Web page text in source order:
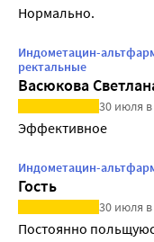
Нормально.
Индометацин-
ректальные
Васюкова
30 июля в
Эффективное
Индометацин-
Гость
30 июля в
Постоянно